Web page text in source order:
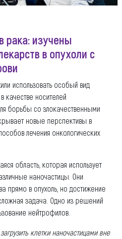
рака: изучены
в опухоли с
использовать особый вид
качестве носителей
борьбы со злокачественными
новые перспективы в
лечения онкологических
область, которая использует
наночастицы. Они
прямо в опухоль, но достижение
задача. Одно из решений
нейтрофилов.
клетки наночастицами вне